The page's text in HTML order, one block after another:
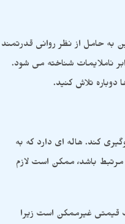
حامل از نظر روانی قدرتمند
ناملایمات شناخته می شود.
تلاش کنید.
کند. هاله ای دارد که به
باشد، ممکن است لازم
قیمتی غیرممکن است زیرا